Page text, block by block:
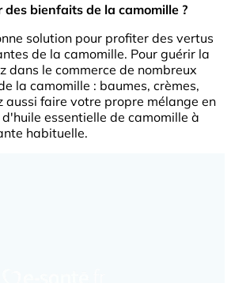
des bienfaits de la camomille ?
solution pour profiter des vertus
de la camomille. Pour guérir la
dans le commerce de nombreux
la camomille : baumes, crèmes,
aussi faire votre propre mélange en
essentielle de camomille à
habituelle.